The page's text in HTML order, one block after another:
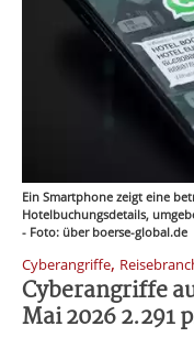
Ein Smartphone zeigt eine
Hotelbuchungsdetails,
- Foto: über boerse-global.de
Cyberangriffe,
Cyberangriffe
Mai 2026 2.291